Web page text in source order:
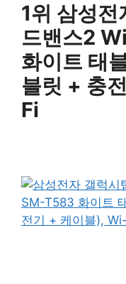
1위 삼성전
드밴스2
화이트 태
블릿 + 충
Fi